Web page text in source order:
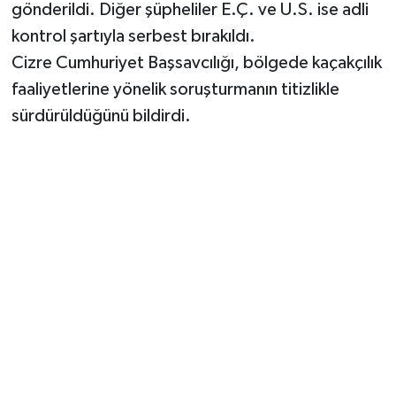
gönderildi. Diğer şüpheliler E.Ç. ve U.S. ise adli
kontrol şartıyla serbest bırakıldı.
Cizre Cumhuriyet Başsavcılığı, bölgede kaçakçılık
faaliyetlerine yönelik soruşturmanın titizlikle
sürdürüldüğünü bildirdi.